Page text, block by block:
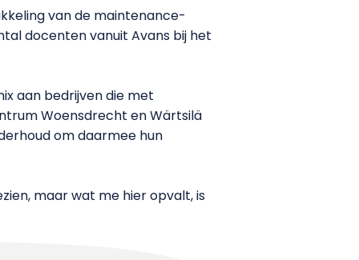
van de maintenance-
docenten vanuit Avans bij het
aan bedrijven die met
Woensdrecht en Wärtsilä
om daarmee hun
maar wat me hier opvalt, is